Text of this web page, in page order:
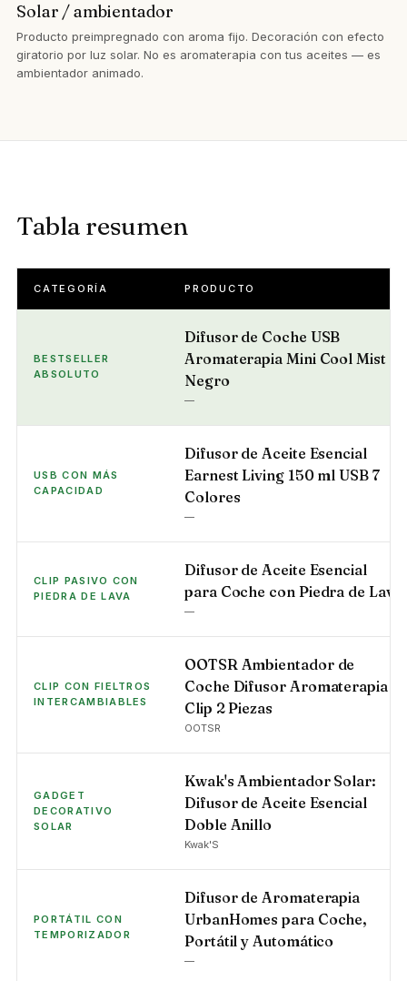
Solar / ambientador
Producto preimpregnado con aroma fijo. Decoración con efecto
giratorio por luz solar. No es aromaterapia con tus aceites — es
ambientador animado.
Tabla resumen
CATEGORÍA PRODUCTO
BESTSELLER
ABSOLUTO
Difusor de Coche USB
Aromaterapia Mini Cool Mist
Negro
—
USB CON MÁS
CAPACIDAD
Difusor de Aceite Esencial
Earnest Living 150 ml USB 7
Colores
—
CLIP PASIVO CON
PIEDRA DE LAVA
Difusor de Aceite Esencial
para Coche con Piedra de Lava
—
CLIP CON FIELTROS
INTERCAMBIABLES
OOTSR Ambientador de
Coche Difusor Aromaterapia
Clip 2 Piezas
OOTSR
GADGET
DECORATIVO
SOLAR
Kwak's Ambientador Solar:
Difusor de Aceite Esencial
Doble Anillo
Kwak'S
PORTÁTIL CON
TEMPORIZADOR
Difusor de Aromaterapia
UrbanHomes para Coche,
Portátil y Automático
—